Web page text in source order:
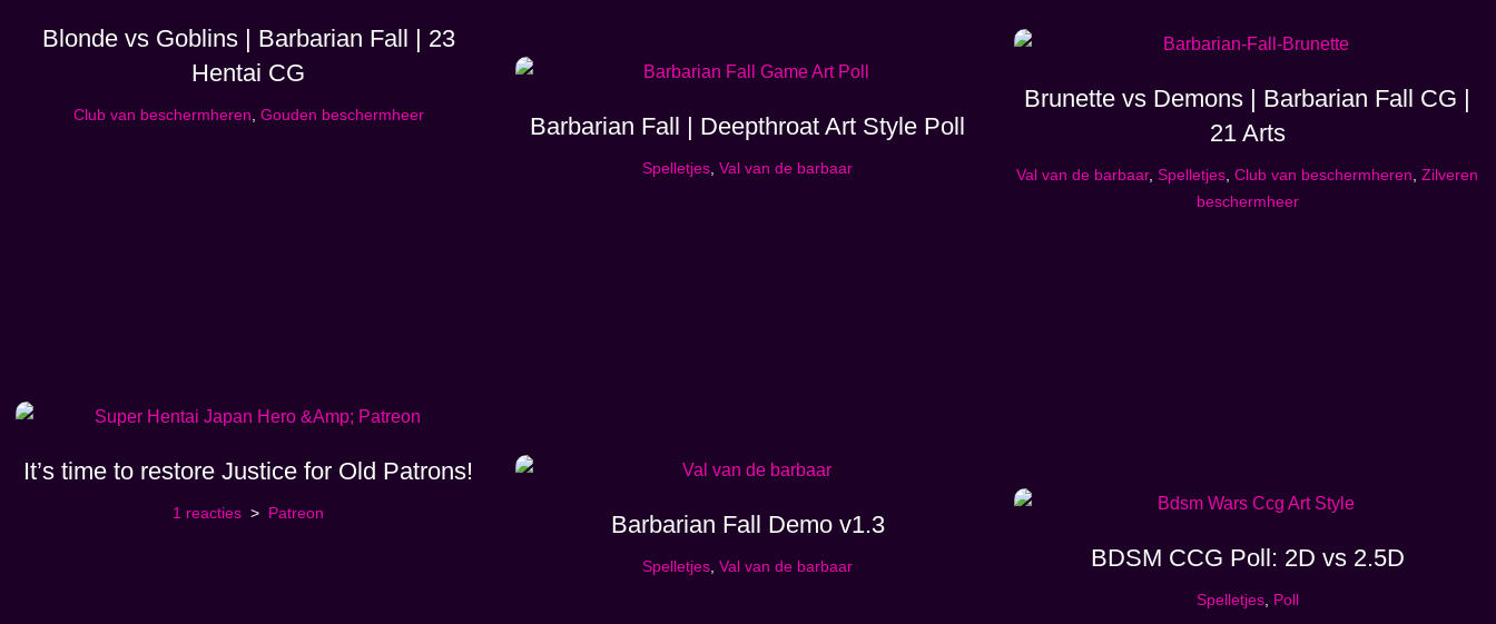
Blonde vs Goblins | Barbarian Fall | 23
Hentai CG
Club van beschermheren Gouden beschermheer
Brunette vs Demons | Barbarian Fall CG |
21 Arts
Val van de barbaar,Spelletjes ,Club van beschermheren ,Zilveren
beschermheer
Barbarian Fall | Deepthroat Art Style Poll
Spelletjes ,Val van de barbaar
It’s time to restore Justice for Old Patrons!
1 reacties Patreon Barbarian Fall Demo v1.3
Spelletjes ,Val van de barbaar BDSM CCG Poll: 2D vs 2.5D
Spelletjes, Poll